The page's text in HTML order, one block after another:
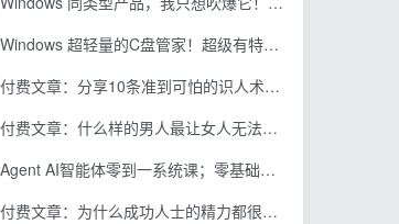
Windows 超轻量的C盘管家！超级有特点，支持磁盘分析及清理提醒，2M大小体积，完全免费 C盘管家
付费文章：分享10条准到可怕的识人术术，希望能帮到大家。
付费文章：什么样的男人最让女人无法抵抗？
Agent AI智能体零到一系统课；零基础也能学会自动化实战，从核心概念到Coze工作流搭建完整覆盖
付费文章：为什么成功人士的精力都很旺盛？